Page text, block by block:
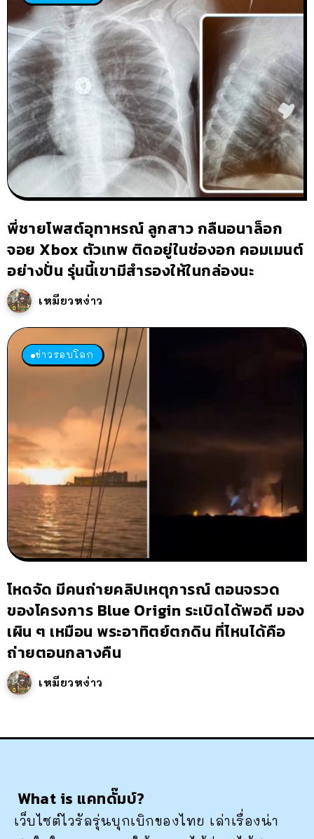
พี่ชายโพสต์อุทาหรณ์ ลูกสาว กลืนอนาล็อก
จอย Xbox ตัวเทพ ติดอยู่ในช่องอก คอมเมนต์
อย่างปั่น รุ่นนี้เขามีสำรองให้ในกล่องนะ
เหมียวหง่าว
ข่าวรอบโลก
โหดจัด มีคนถ่ายคลิปเหตุการณ์ ตอนจรวด
ของโครงการ Blue Origin ระเบิดได้พอดี มอง
เผิน ๆ เหมือน พระอาทิตย์ตกดิน ที่ไหนได้คือ
ถ่ายตอนกลางคืน
เหมียวหง่าว
What is แคทดั๊มบ์?
เว็บไซต์ไวรัลรุ่นบุกเบิกของไทย เล่าเรื่องน่า